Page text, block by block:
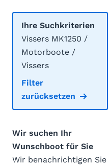
Ihre Suchkriterien
Vissers MK1250 /
Motorboote /
Vissers
Filter
zurücksetzen
Wir suchen Ihr
Wunschboot für Sie
Wir benachrichtigen Sie